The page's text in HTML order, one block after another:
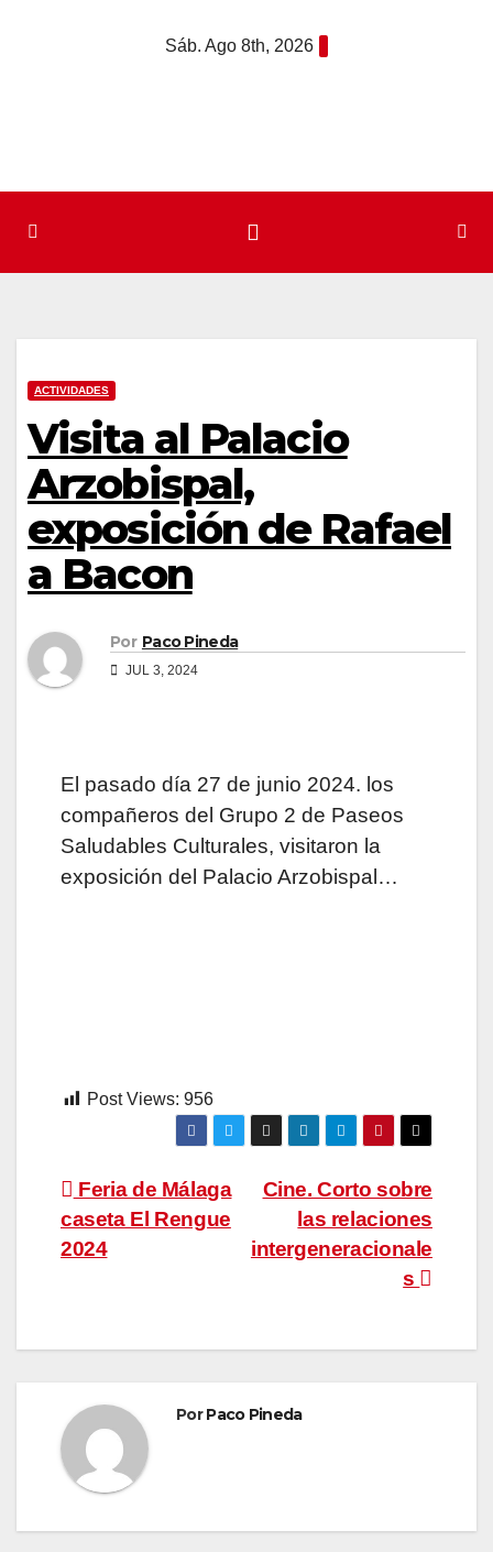
Sáb. Ago 8th, 2026
ACTIVIDADES
Visita al Palacio
Arzobispal,
exposición de Rafael
a Bacon
Por Paco Pineda
JUL 3, 2024
El pasado día 27 de junio 2024. los
compañeros del Grupo 2 de Paseos
Saludables Culturales, visitaron la
exposición del Palacio Arzobispal…
Post Views: 956
Navegación
de
Cine. Corto sobre
las relaciones
intergeneracionale
s
Feria de Málaga
caseta El Rengue
2024
PorPaco Pineda